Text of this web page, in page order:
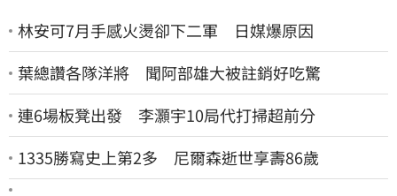
林安可7月手感火燙卻下二軍 日媒爆原因
葉總讚各隊洋將 聞阿部雄大被註銷好吃驚
連6場板凳出發 李灝宇10局代打掃超前分
1335勝寫史上第2多 尼爾森逝世享壽86歲